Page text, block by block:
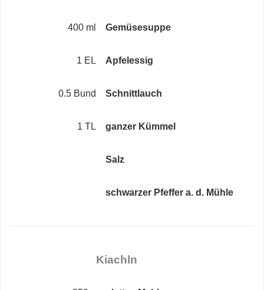
400 ml Gemüsesuppe
1 EL Apfelessig
0.5 Bund Schnittlauch
1 TL ganzer Kümmel
Salz
schwarzer Pfeffer a. d. Mühle
Kiachln